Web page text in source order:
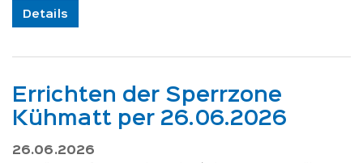
Details
Errichten der Sperrzone
Kühmatt per 26.06.2026
26.06.2026